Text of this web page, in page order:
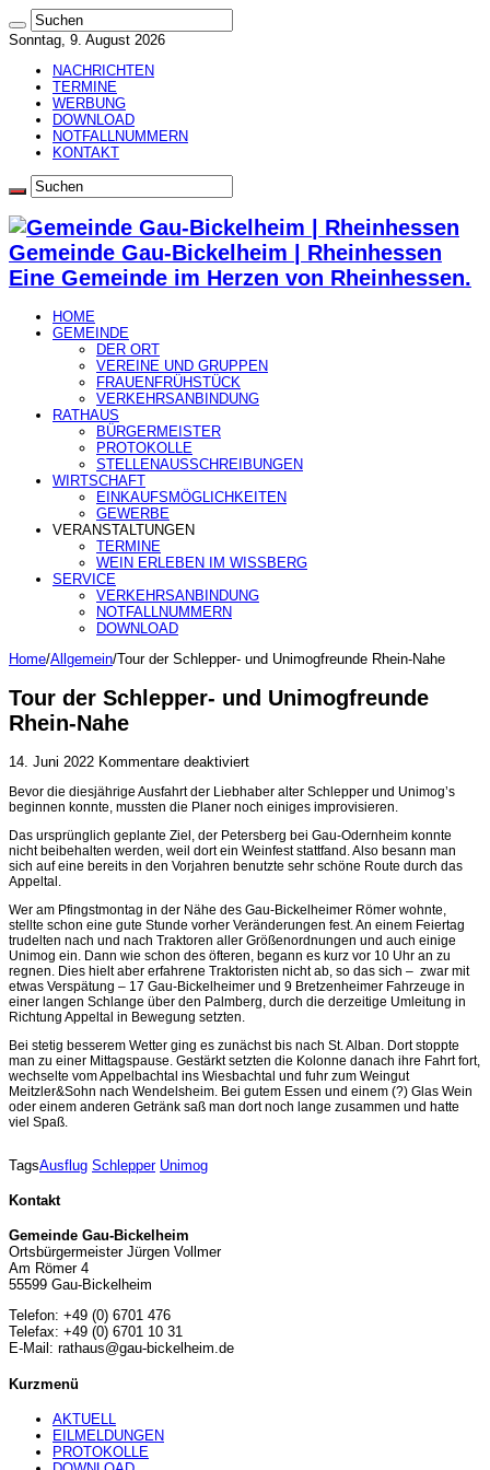
Sonntag, 9. August 2026
NACHRICHTEN
TERMINE
WERBUNG
DOWNLOAD
NOTFALLNUMMERN
KONTAKT
Gemeinde Gau-Bickelheim | Rheinhessen
Eine Gemeinde im Herzen von Rheinhessen.
HOME
GEMEINDE
DER ORT
VEREINE UND GRUPPEN
FRAUENFRÜHSTÜCK
VERKEHRSANBINDUNG
RATHAUS
BÜRGERMEISTER
PROTOKOLLE
STELLENAUSSCHREIBUNGEN
WIRTSCHAFT
EINKAUFSMÖGLICHKEITEN
GEWERBE
VERANSTALTUNGEN
TERMINE
WEIN ERLEBEN IM WISSBERG
SERVICE
VERKEHRSANBINDUNG
NOTFALLNUMMERN
DOWNLOAD
Home/Allgemein/Tour der Schlepper- und Unimogfreunde Rhein-Nahe
Tour der Schlepper- und Unimogfreunde
Rhein-Nahe
14. Juni 2022 Kommentare deaktiviertfür
der
Schlepper-
Unimogfreunde
Rhein-
Nahe
Bevor die diesjährige Ausfahrt der Liebhaber alter Schlepper und Unimog’s
beginnen konnte, mussten die Planer noch einiges improvisieren.
Das ursprünglich geplante Ziel, der Petersberg bei Gau-Odernheim konnte
nicht beibehalten werden, weil dort ein Weinfest stattfand. Also besann man
sich auf eine bereits in den Vorjahren benutzte sehr schöne Route durch das
Appeltal.
Wer am Pfingstmontag in der Nähe des Gau-Bickelheimer Römer wohnte,
stellte schon eine gute Stunde vorher Veränderungen fest. An einem Feiertag
trudelten nach und nach Traktoren aller Größenordnungen und auch einige
Unimog ein. Dann wie schon des öfteren, begann es kurz vor 10 Uhr an zu
regnen. Dies hielt aber erfahrene Traktoristen nicht ab, so das sich – zwar mit
etwas Verspätung – 17 Gau-Bickelheimer und 9 Bretzenheimer Fahrzeuge in
einer langen Schlange über den Palmberg, durch die derzeitige Umleitung in
Richtung Appeltal in Bewegung setzten.
Bei stetig besserem Wetter ging es zunächst bis nach St. Alban. Dort stoppte
man zu einer Mittagspause. Gestärkt setzten die Kolonne danach ihre Fahrt fort,
wechselte vom Appelbachtal ins Wiesbachtal und fuhr zum Weingut
Meitzler&Sohn nach Wendelsheim. Bei gutem Essen und einem (?) Glas Wein
oder einem anderen Getränk saß man dort noch lange zusammen und hatte
viel Spaß.
TagsAusflug Schlepper Unimog
Kontakt
Gemeinde Gau-Bickelheim
Ortsbürgermeister Jürgen Vollmer
Am Römer 4
55599 Gau-Bickelheim
Telefon: +49 (0) 6701 476
Telefax: +49 (0) 6701 10 31
E-Mail: rathaus@gau-bickelheim.de
Kurzmenü
AKTUELL
EILMELDUNGEN
PROTOKOLLE